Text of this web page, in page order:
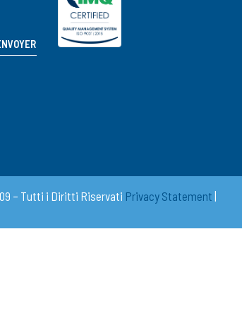
– Tutti i Diritti Riservati Privacy Statement